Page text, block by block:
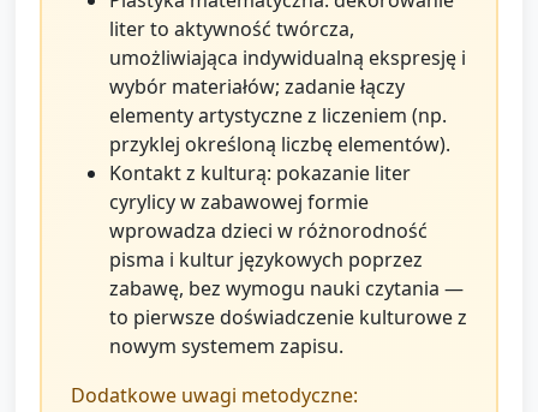
liter to aktywność twórcza,
umożliwiająca indywidualną ekspresję i
wybór materiałów; zadanie łączy
elementy artystyczne z liczeniem (np.
przyklej określoną liczbę elementów).
Kontakt z kulturą: pokazanie liter
cyrylicy w zabawowej formie
wprowadza dzieci w różnorodność
pisma i kultur językowych poprzez
zabawę, bez wymogu nauki czytania —
to pierwsze doświadczenie kulturowe z
nowym systemem zapisu.
Dodatkowe uwagi metodyczne: